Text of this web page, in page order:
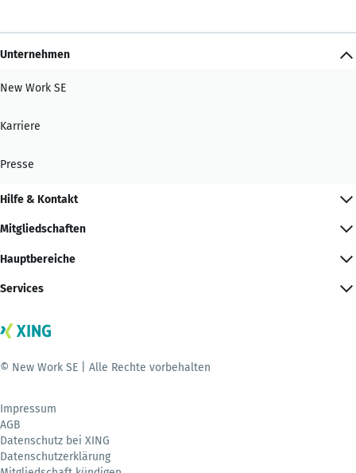
Unternehmen
New Work SE
Karriere
Presse
Hilfe & Kontakt
Mitgliedschaften
Hauptbereiche
Services
© New Work SE | Alle Rechte vorbehalten
Impressum
AGB
Datenschutz bei XING
Datenschutzerklärung